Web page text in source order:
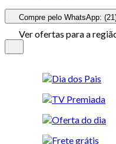
Compre pelo WhatsApp:
Ver ofertas para a